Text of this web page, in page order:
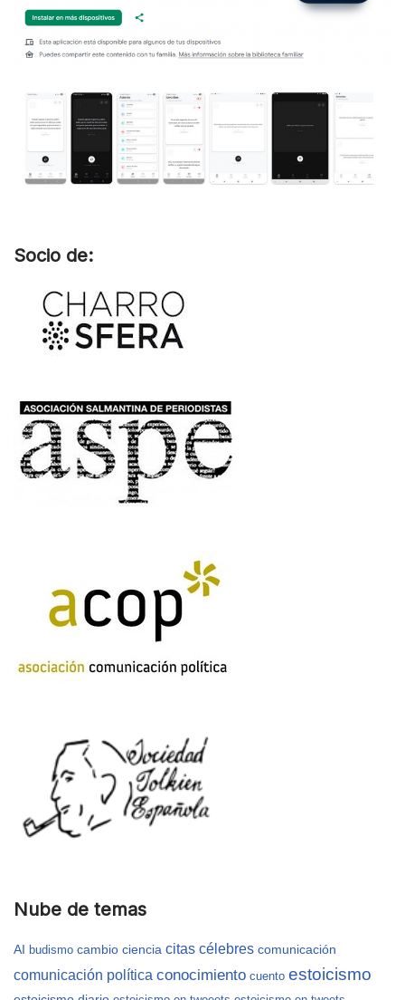
Socio de:
Nube de temas
AI budismo cambio ciencia citas célebres comunicación
comunicación política conocimiento cuento estoicismo